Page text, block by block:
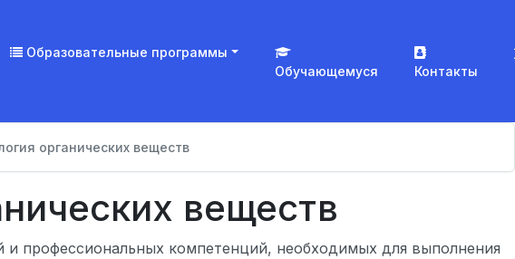
Образовательные программы
Обучающемуся
Контакты
органических веществ
веществ
профессиональных компетенций, необходимых для выполнения